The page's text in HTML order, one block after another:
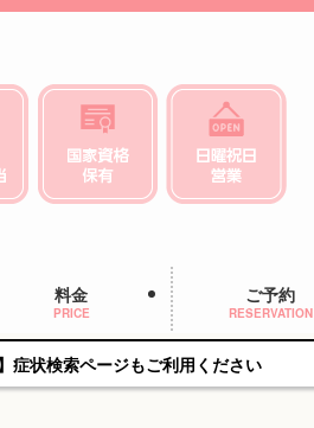
料金
PRICE
ご予約
RESERVATION
症状検索ページもご利用ください